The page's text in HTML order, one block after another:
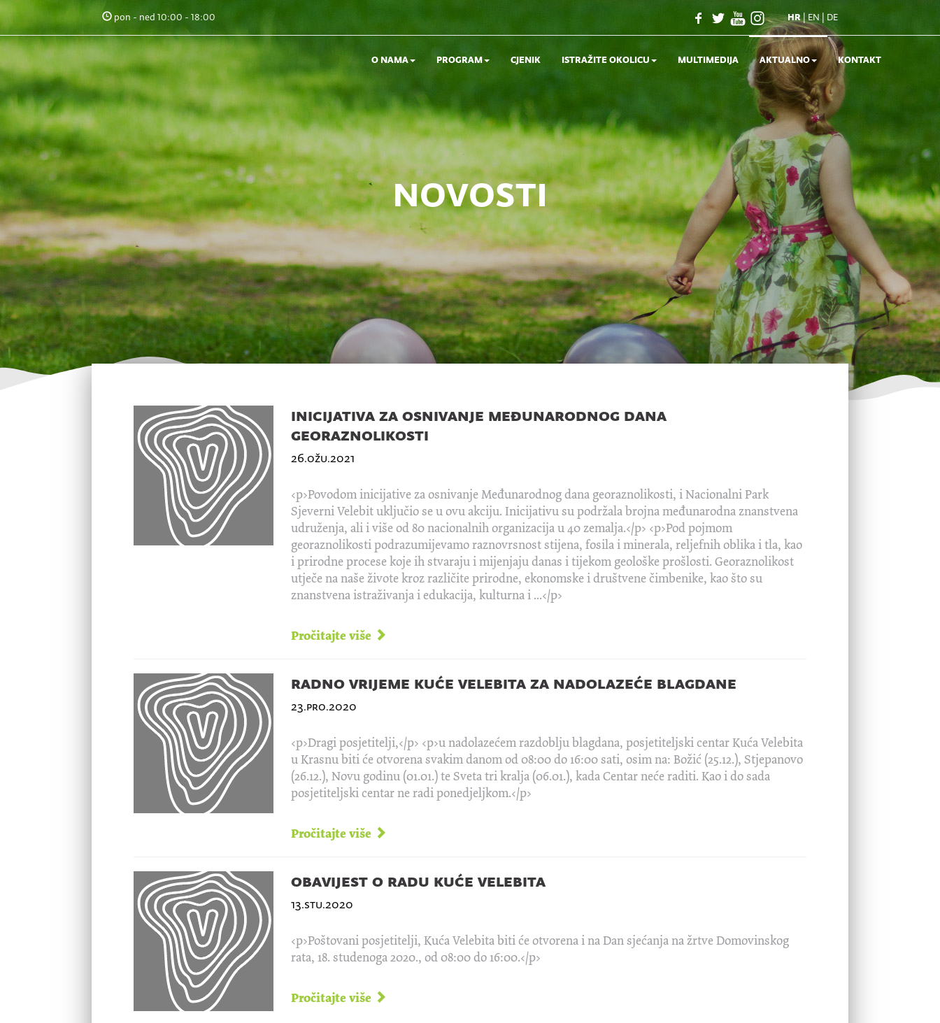
pon - ned 10:00 - 18:00 HR| EN | DE
O NAMA PROGRAM CJENIK ISTRAŽITE OKOLICU MULTIMEDIJA AKTUALNO KONTAKT
novosti
inicijativa za osnivanje međunarodnog dana
georaznolikosti
26.ožu.2021
<p>Povodom inicijative za osnivanje Međunarodnog dana georaznolikosti, i Nacionalni Park
Sjeverni Velebit uključio se u ovu akciju. Inicijativu su podržala brojna međunarodna znanstvena
udruženja, ali i više od 80 nacionalnih organizacija u 40 zemalja.</p> <p>Pod pojmom
georaznolikosti podrazumijevamo raznovrsnost stijena, fosila i minerala, reljefnih oblika i tla, kao
i prirodne procese koje ih stvaraju i mijenjaju danas i tijekom geološke prošlosti. Georaznolikost
utječe na naše živote kroz različite prirodne, ekonomske i društvene čimbenike, kao što su
znanstvena istraživanja i edukacija, kulturna i ...</p>
Pročitajte više
radno vrijeme kuće velebita za nadolazeće blagdane
23.pro.2020
<p>Dragi posjetitelji,</p> <p>u nadolazećem razdoblju blagdana, posjetiteljski centar Kuća Velebita
u Krasnu biti će otvorena svakim danom od 08:00 do 16:00 sati, osim na: Božić (25.12.), Stjepanovo
(26.12.), Novu godinu (01.01.) te Sveta tri kralja (06.01.), kada Centar neće raditi. Kao i do sada
posjetiteljski centar ne radi ponedjeljkom.</p>
Pročitajte više
obavijest o radu kuće velebita
13.stu.2020
<p>Poštovani posjetitelji, Kuća Velebita biti će otvorena i na Dan sjećanja na žrtve Domovinskog
rata, 18. studenoga 2020., od 08:00 do 16:00.</p>
Pročitajte više